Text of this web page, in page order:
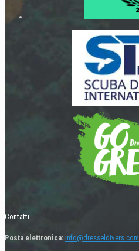
Contatti
Posta elettronica: info@dresseldivers.com